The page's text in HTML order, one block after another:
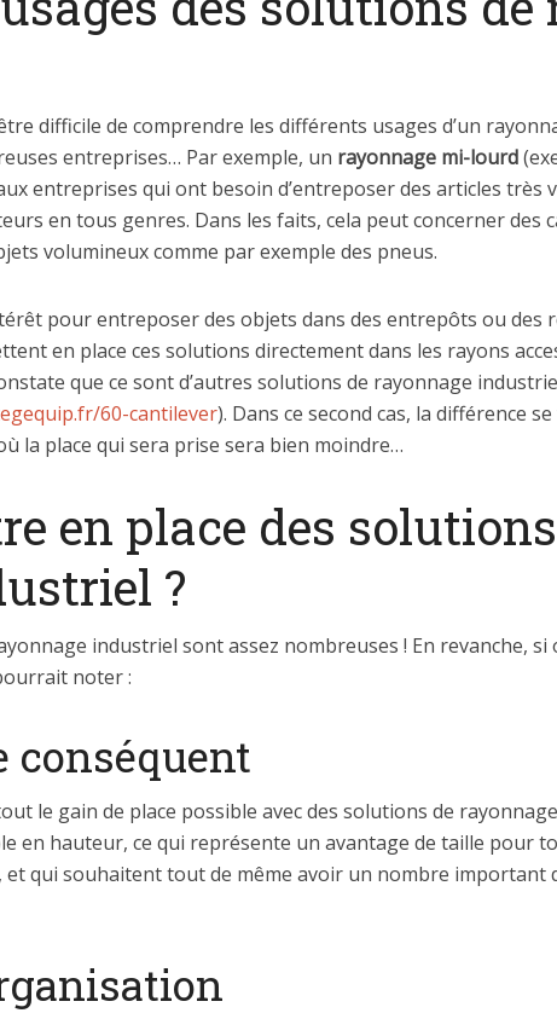
difficile de comprendre les différents usages d’un
entreprises… Par exemple, un rayonnage mi-lourd
entreprises qui ont besoin d’entreposer des articles très
en tous genres. Dans les faits, cela peut concerner des
volumineux comme par exemple des pneus.
pour entreposer des objets dans des entrepôts ou des
en place ces solutions directement dans les rayons
que ce sont d’autres solutions de rayonnage
60-cantilever). Dans ce second cas, la différence
la place qui sera prise sera bien moindre…
en place des
?
industriel sont assez nombreuses ! En revanche,
noter :
conséquent
le gain de place possible avec des solutions de
en hauteur, ce qui représente un avantage de taille pour
, et qui souhaitent tout de même avoir un nombre important